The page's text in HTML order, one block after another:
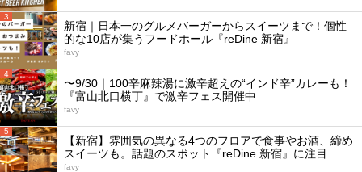
3
新宿｜日本一のグルメバーガーからスイーツまで！個性
的な10店が集うフードホール『reDine 新宿』
favy
4
〜9/30｜100辛麻辣湯に激辛超えの“インド辛”カレーも！
『富山北口横丁』で激辛フェス開催中
favy
5
【新宿】雰囲気の異なる4つのフロアで食事やお酒、締め
スイーツも。話題のスポット『reDine 新宿』に注目
favy